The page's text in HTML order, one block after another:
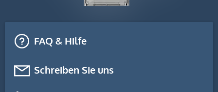
FAQ & Hilfe
Schreiben Sie uns